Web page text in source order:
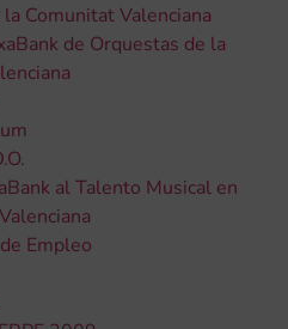
Comunitat Valenciana
de Orquestas de la
al Talento Musical en
Empleo